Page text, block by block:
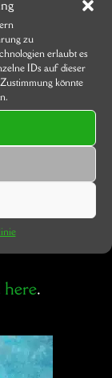
zu
erlaubt es
IDs auf dieser
könnte
reflects
in
learning
evolution,
not
a single,
:instagram
here.